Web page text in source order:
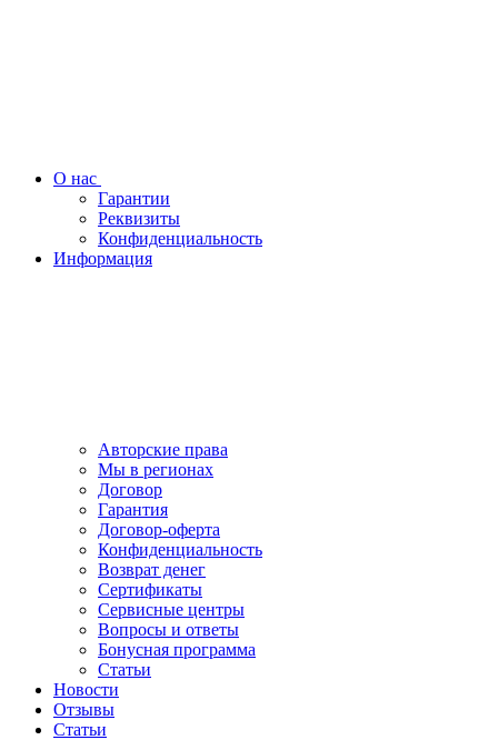
О нас
Гарантии
Реквизиты
Конфиденциальность
Информация
Авторские права
Мы в регионах
Договор
Гарантия
Договор-оферта
Конфиденциальность
Возврат денег
Сертификаты
Сервисные центры
Вопросы и ответы
Бонусная программа
Статьи
Новости
Отзывы
Статьи